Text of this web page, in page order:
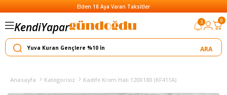
Elden 18 Aya Varan Taksitler
KendiYapar
Satar
3 0
Anasayfa Kategorisiz Kadife Krem Halı 120X180 (KF411A)